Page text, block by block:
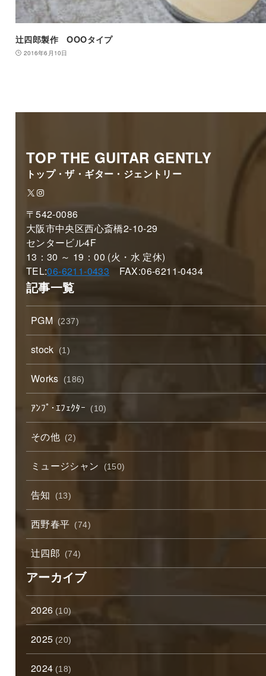
辻四郎製作 OOOタイプ
2016年6月10日
TOP THE GUITAR GENTLY
トップ・ザ・ギター・ジェントリー
X Instagram
〒542-0086
大阪市中央区西心斎橋2-10-29
センタービル4F
13：30 ～ 19：00 (火・水 定休)
TEL:06-6211-0433 FAX:06-6211-0434
記事一覧
PGM (237)
stock (1)
Works (186)
ｱﾝﾌﾟ･ｴﾌｪｸﾀｰ (10)
その他 (2)
ミュージシャン (150)
告知 (13)
西野春平 (74)
辻四郎 (74)
アーカイブ
2026 (10)
2025 (20)
2024 (18)